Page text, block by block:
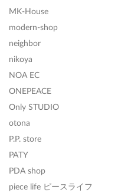
MK-House
modern-shop
neighbor
nikoya
NOA EC
ONEPEACE
Only STUDIO
otona
P.P. store
PATY
PDA shop
piece life ピースライフ